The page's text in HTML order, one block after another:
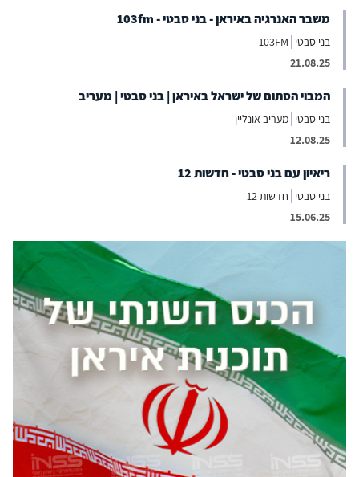
משבר האנרגיה באיראן - בני סבטי - 103fm
בני סבטי 103FM
21.08.25
המבוי הסתום של ישראל באיראן | בני סבטי | מעריב
בני סבטי מעריב אונליין
12.08.25
ריאיון עם בני סבטי - חדשות 12
בני סבטי חדשות 12
15.06.25